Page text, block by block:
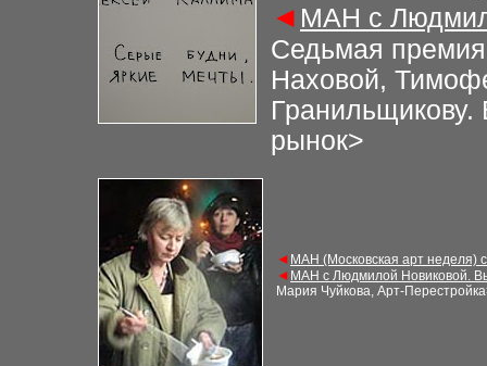
◄ МАН с
Седьмая
Наховой,
рынок>
◄ МАН (Московская арт неделя)
◄ МАН с Людмилой Новиковой.
Мария Чуйкова, Арт-Перестройка